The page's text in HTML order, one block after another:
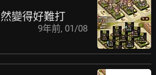
變得好難打
9年前, 01/08